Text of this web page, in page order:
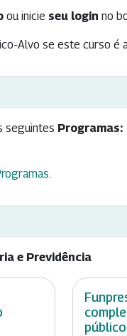
ou inicie seu login no
Alvo se este curso
seguintes Programas:
.
e Previdência